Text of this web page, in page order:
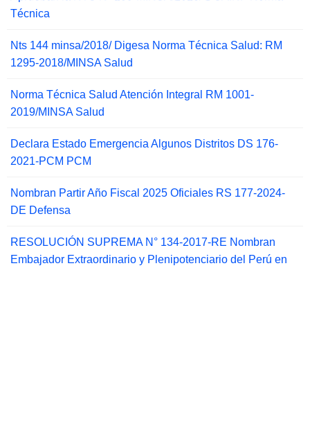
Técnica
Nts 144 minsa/2018/ Digesa Norma Técnica Salud: RM
1295-2018/MINSA Salud
Norma Técnica Salud Atención Integral RM 1001-
2019/MINSA Salud
Declara Estado Emergencia Algunos Distritos DS 176-
2021-PCM PCM
Nombran Partir Año Fiscal 2025 Oficiales RS 177-2024-
DE Defensa
RESOLUCIÓN SUPREMA N° 134-2017-RE Nombran
Embajador Extraordinario y Plenipotenciario del Perú en